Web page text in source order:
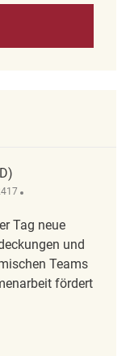
Tag neue
und
Teams
fördert